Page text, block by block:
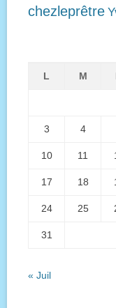
chezleprêtre
L M
3 4
10 11
17 18
24 25
31
« Juil